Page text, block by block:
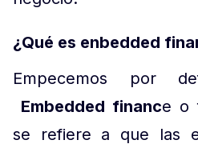
¿Qué es enbedded
Empecemos por
Embedded finance o
se refiere a que las